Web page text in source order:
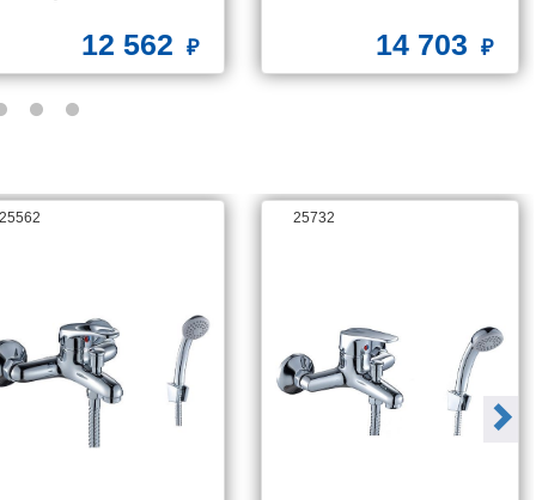
12 562 14 703
25732